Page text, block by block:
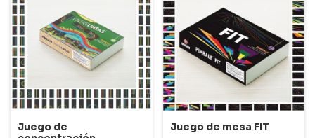
Juego de
Juego de mesa FIT